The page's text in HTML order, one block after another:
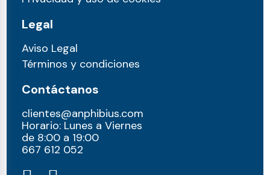
Legal
Aviso Legal
Términos y condiciones
Contáctanos
clientes@anphibius.com
Horario: Lunes a Viernes
de 8:00 a 19:00
667 612 052​